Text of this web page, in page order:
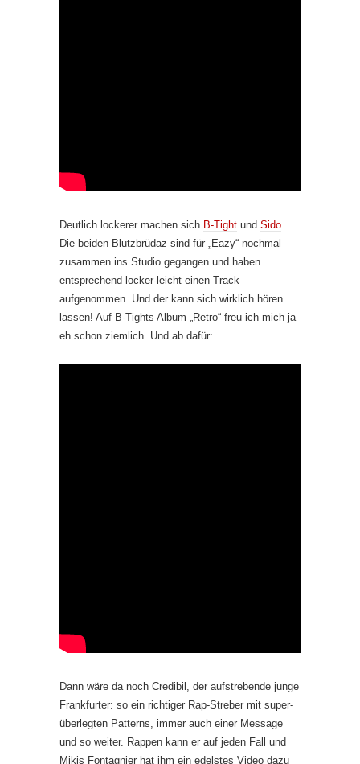
Deutlich lockerer machen sich B-Tight und Sido
Die beiden Blutzbrüdaz sind für „Eazy“ nochmal
zusammen ins Studio gegangen und haben
entsprechend locker-leicht einen Track
aufgenommen. Und der kann sich wirklich hören
lassen! Auf B-Tights Album „Retro“ freu ich mich ja
eh schon ziemlich. Und ab dafür:
Dann wäre da noch Credibil, der aufstrebende junge
Frankfurter: so ein richtiger Rap-Streber mit super-
überlegten Patterns, immer auch einer Message
und so weiter. Rappen kann er auf jeden Fall und
Mikis Fontagnier hat ihm ein edelstes Video dazu